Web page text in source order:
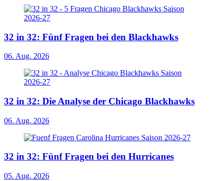
32 in 32: Fünf Fragen bei den Blackhawks
06. Aug. 2026
32 in 32: Die Analyse der Chicago Blackhawks
06. Aug. 2026
32 in 32: Fünf Fragen bei den Hurricanes
05. Aug. 2026